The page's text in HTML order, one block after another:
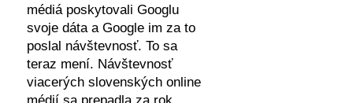
médiá poskytovali Googlu
svoje dáta a Google im za to
poslal návštevnosť. To sa
teraz mení. Návštevnosť
viacerých slovenských online